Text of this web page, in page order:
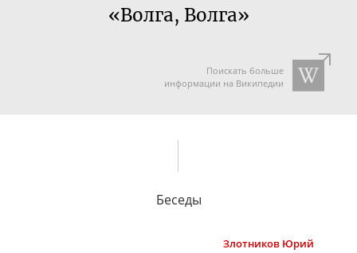
«Волга, Волга»
Поискать больше
информации на Википедии
Беседы
Злотников Юрий